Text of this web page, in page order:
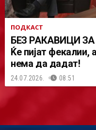
ПОДКАСТ
БЕЗ РАКАВИЦИ
Ќе пијат фекалии,
нема да дадат!
24.07.2026. 08:51